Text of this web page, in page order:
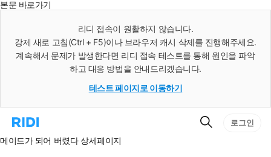
본문 바로가기
리디 접속이 원활하지 않습니다.
강제 새로 고침(Ctrl + F5)이나 브라우저 캐시 삭제를 진행해주세요.
계속해서 문제가 발생한다면 리디 접속 테스트를 통해 원인을 파악
하고 대응 방법을 안내드리겠습니다.
테스트 페이지로 이동하기
리
홈
검
로그인
메이드가 되어 버렸다 상세페이지